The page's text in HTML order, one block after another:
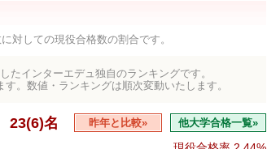
対しての現役合格数の割合です。
インターエデュ独自のランキングです。
。数値・ランキングは順次変動いたします。
23(6)名 昨年と比較» 他大学合格一覧»